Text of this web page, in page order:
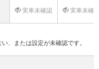
実車未確認 実車未確
、または設定が未確認です。